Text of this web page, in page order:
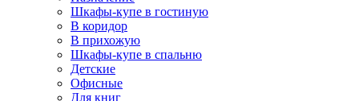
Шкафы-купе в гостиную
В коридор
В прихожую
Шкафы-купе в спальню
Детские
Офисные
Для книг